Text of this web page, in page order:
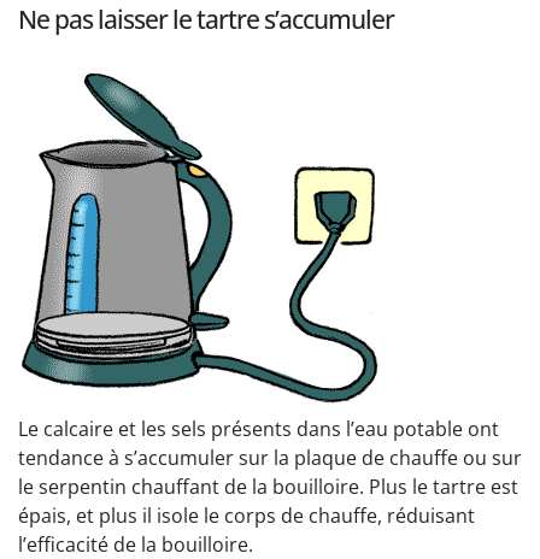
Ne pas laisser le tartre s’accumuler
Le calcaire et les sels présents dans l’eau potable ont
tendance à s’accumuler sur la plaque de chauffe ou sur
le serpentin chauffant de la bouilloire. Plus le tartre est
épais, et plus il isole le corps de chauffe, réduisant
l’efficacité de la bouilloire.